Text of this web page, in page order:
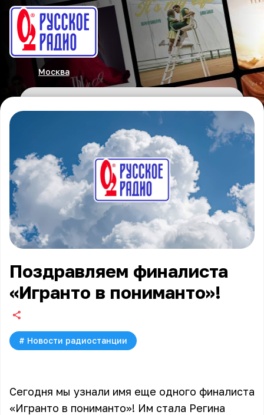
Москва
Поздравляем финалиста
«Игранто в пониманто»!
# Новости радиостанции
Сегодня мы узнали имя еще одного финалиста
«Игранто в пониманто»! Им стала Регина